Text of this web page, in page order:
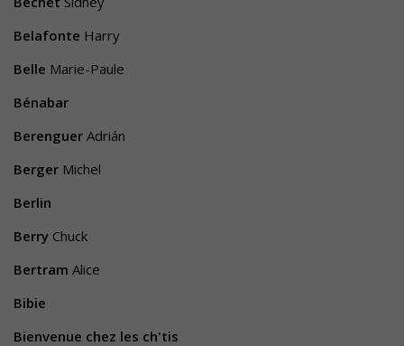
Belafonte Harry
Belle Marie-Paule
Bénabar
Berenguer Adrián
Berger Michel
Berlin
Berry Chuck
Bertram Alice
Bibie
Bienvenue chez les ch'tis